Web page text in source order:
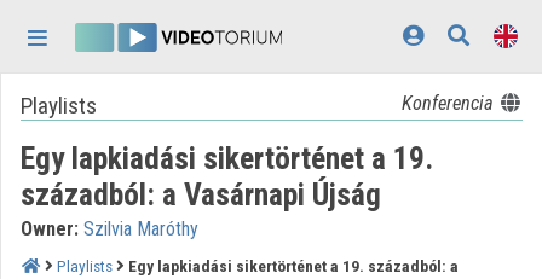
Home
Log In
Discovery
Categories
Playlists Konferencia
Egy lapkiadási sikertörténet a 19.
századból: a Vasárnapi Újság
Owner: Szilvia Maróthy
Playlists
Egy lapkiadási sikertörténet a 19. századból: a